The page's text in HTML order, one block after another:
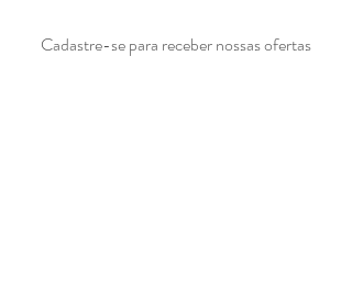
Cadastre-se para receber nossas ofertas